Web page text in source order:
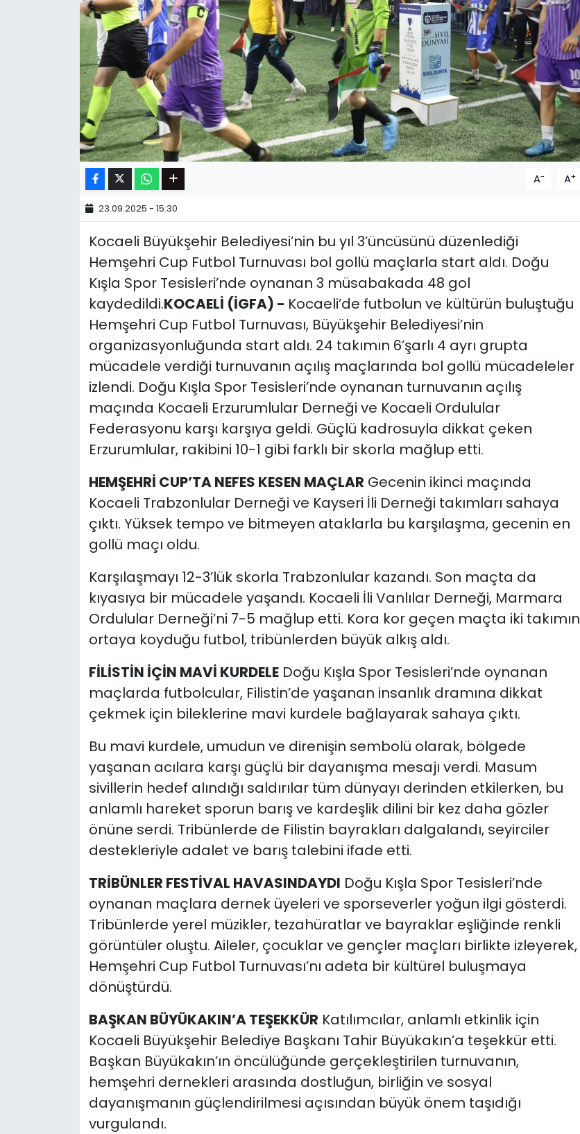
A- A+
23.09.2025 - 15:30
Kocaeli Büyükşehir Belediyesi’nin bu yıl 3’üncüsünü düzenlediği
Hemşehri Cup Futbol Turnuvası bol gollü maçlarla start aldı. Doğu
Kışla Spor Tesisleri’nde oynanan 3 müsabakada 48 gol
kaydedildi.KOCAELİ (İGFA) - Kocaeli’de futbolun ve kültürün buluştuğu
Hemşehri Cup Futbol Turnuvası, Büyükşehir Belediyesi’nin
organizasyonluğunda start aldı. 24 takımın 6’şarlı 4 ayrı grupta
mücadele verdiği turnuvanın açılış maçlarında bol gollü mücadeleler
izlendi. Doğu Kışla Spor Tesisleri’nde oynanan turnuvanın açılış
maçında Kocaeli Erzurumlular Derneği ve Kocaeli Ordulular
Federasyonu karşı karşıya geldi. Güçlü kadrosuyla dikkat çeken
Erzurumlular, rakibini 10-1 gibi farklı bir skorla mağlup etti.
HEMŞEHRİ CUP’TA NEFES KESEN MAÇLAR Gecenin ikinci maçında
Kocaeli Trabzonlular Derneği ve Kayseri İli Derneği takımları sahaya
çıktı. Yüksek tempo ve bitmeyen ataklarla bu karşılaşma, gecenin en
gollü maçı oldu.
Karşılaşmayı 12-3’lük skorla Trabzonlular kazandı. Son maçta da
kıyasıya bir mücadele yaşandı. Kocaeli İli Vanlılar Derneği, Marmara
Ordulular Derneği’ni 7-5 mağlup etti. Kora kor geçen maçta iki takımın
ortaya koyduğu futbol, tribünlerden büyük alkış aldı.
FİLİSTİN İÇİN MAVİ KURDELEDoğu Kışla Spor Tesisleri’nde oynanan
maçlarda futbolcular, Filistin’de yaşanan insanlık dramına dikkat
çekmek için bileklerine mavi kurdele bağlayarak sahaya çıktı.
Bu mavi kurdele, umudun ve direnişin sembolü olarak, bölgede
yaşanan acılara karşı güçlü bir dayanışma mesajı verdi. Masum
sivillerin hedef alındığı saldırılar tüm dünyayı derinden etkilerken, bu
anlamlı hareket sporun barış ve kardeşlik dilini bir kez daha gözler
önüne serdi. Tribünlerde de Filistin bayrakları dalgalandı, seyirciler
destekleriyle adalet ve barış talebini ifade etti.
TRİBÜNLER FESTİVAL HAVASINDAYDI Doğu Kışla Spor Tesisleri’nde
oynanan maçlara dernek üyeleri ve sporseverler yoğun ilgi gösterdi.
Tribünlerde yerel müzikler, tezahüratlar ve bayraklar eşliğinde renkli
görüntüler oluştu. Aileler, çocuklar ve gençler maçları birlikte izleyerek,
Hemşehri Cup Futbol Turnuvası’nı adeta bir kültürel buluşmaya
dönüştürdü.
BAŞKAN BÜYÜKAKIN’A TEŞEKKÜR Katılımcılar, anlamlı etkinlik için
Kocaeli Büyükşehir Belediye Başkanı Tahir Büyükakın’a teşekkür etti.
Başkan Büyükakın’ın öncülüğünde gerçekleştirilen turnuvanın,
hemşehri dernekleri arasında dostluğun, birliğin ve sosyal
dayanışmanın güçlendirilmesi açısından büyük önem taşıdığı
vurgulandı.